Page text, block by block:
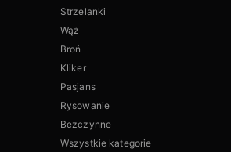
Strzelanki
Wąż
Broń
Kliker
Pasjans
Rysowanie
Bezczynne
Wszystkie kategorie